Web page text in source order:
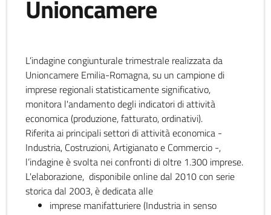
Unioncamere
L’indagine congiunturale trimestrale realizzata da
Unioncamere Emilia-Romagna, su un campione di
imprese regionali statisticamente significativo,
monitora l'andamento degli indicatori di attività
economica (produzione, fatturato, ordinativi).
Riferita ai principali settori di attività economica -
Industria, Costruzioni, Artigianato e Commercio -,
l’indagine è svolta nei confronti di oltre 1.300 imprese.
L'elaborazione, disponibile online dal 2010 con serie
storica dal 2003, è dedicata alle
imprese manifatturiere (Industria in senso